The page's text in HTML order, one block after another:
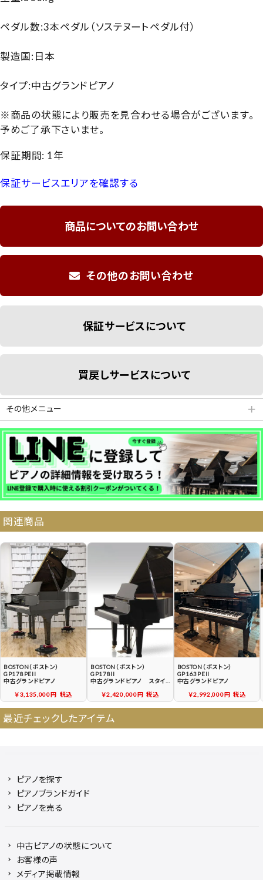
ペダル数:3本ペダル（ソステヌートペダル付）
製造国:日本
タイプ:中古グランドピアノ
※商品の状態により販売を見合わせる場合がございます。
予めご了承下さいませ。
保証期間: 1年
保証サービスエリアを確認する
商品についてのお問い合わせ
その他のお問い合わせ
保証サービスについて
買戻しサービスについて
その他メニュー ＋
分割払いシミュレーション
納品・サービス・消音取付可能エリア
よくある質問 送料について
契約後の流れ 保証サービス
中古ピアノ買戻しサービ
ス
中古ピアノの状態につい
て
関連商品
BOSTON（ボストン）
GP178PEII
中古グランドピアノ
￥3,135,000円 税込
BOSTON（ボストン）
GP178II
中古グランドピアノ スタイン
ーを駆使
￥2,420,000円 税込
BOSTON（ボストン）
GP163PEII
中古グランドピアノ
￥2,992,000円 税込
最近チェックしたアイテム
ピアノを探す
ピアノブランドガイド
ピアノを売る
中古ピアノの状態について
お客様の声
メディア掲載情報